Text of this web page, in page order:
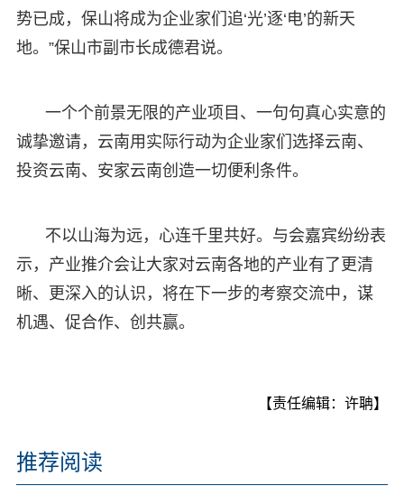
势已成，保山将成为企业家们追‘光’逐‘电’的新天
地。”保山市副市长成德君说。
一个个前景无限的产业项目、一句句真心实意的
诚挚邀请，云南用实际行动为企业家们选择云南、
投资云南、安家云南创造一切便利条件。
不以山海为远，心连千里共好。与会嘉宾纷纷表
示，产业推介会让大家对云南各地的产业有了更清
晰、更深入的认识，将在下一步的考察交流中，谋
机遇、促合作、创共赢。
【责任编辑：许聃】
推荐阅读